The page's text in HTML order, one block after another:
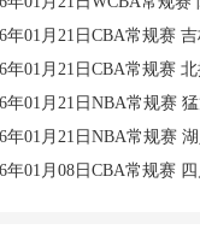
年01月21日CBA常规赛
年01月21日CBA常规赛
年01月21日NBA常规赛
年01月21日NBA常规赛
年01月08日CBA常规赛